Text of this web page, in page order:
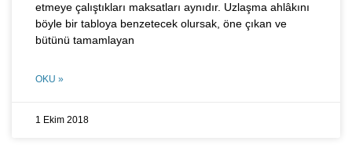
etmeye çalıştıkları maksatları aynıdır. Uzlaşma ahlâkını
böyle bir tabloya benzetecek olursak, öne çıkan ve
bütünü tamamlayan
OKU »
1 Ekim 2018